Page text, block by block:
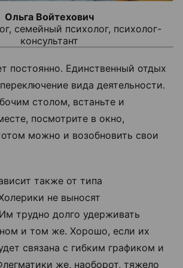
Ольга Войтехович
семейный психолог, психолог-
консультант
постоянно. Единственный отдых
вида деятельности.
столом, встаньте и
посмотрите в окно,
можно и возобновить свои
также от типа
не выносят
трудно долго удерживать
и том же. Хорошо, если их
связана с гибким графиком и
же, наоборот, тяжело